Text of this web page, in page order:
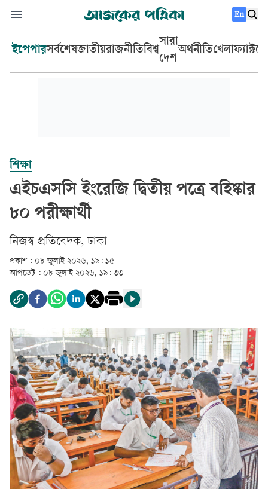
En
ইপেপারসর্বশেষজাতীয়রাজনীতিবিশ্ব
সারা
দেশ
অর্থনীতিখেলা
শিক্ষা
এইচএসসি ইংরেজি দ্বিতীয় পত্রে বহিষ্কার
৮০ পরীক্ষার্থী
‎নিজস্ব প্রতিবেদক, ঢাকা‎
প্রকাশ : ০৮ জুলাই ২০২৬, ১৯: ১৫
আপডেট : ০৮ জুলাই ২০২৬, ১৯: ৩৩